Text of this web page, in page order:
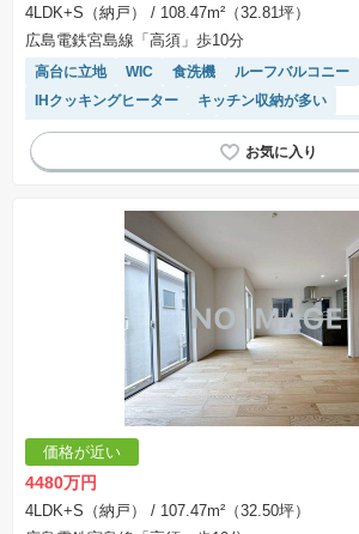
4LDK+S（納戸）
/ 108.47m²（32.81坪）
広島電鉄宮島線「高須」歩10分
高台に立地 WIC 食洗機
ルーフバルコニー
IHクッキングヒーター
キッチン収納が多い
駐車場（ハイルーフ）空き
接面道路の幅が６m
温水洗浄便座
閑静な住宅地
システムキッチン
SIC 浴室乾燥機 対面キ
価格が近い
4480万円
4LDK+S（納戸）
/ 107.47m²（32.50坪）